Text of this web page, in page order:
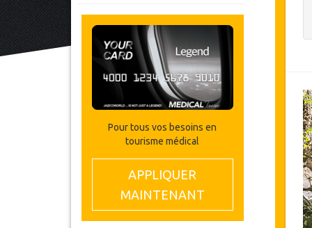
Pour tous vos besoins en
tourisme médical
APPLIQUER
MAINTENANT